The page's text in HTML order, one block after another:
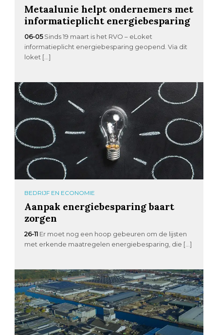
Metaalunie helpt ondernemers met
informatieplicht energiebesparing
06-05 Sinds 19 maart is het RVO – eLoket
informatieplicht energiebesparing geopend. Via dit
loket […]
BEDRIJF EN ECONOMIE
Aanpak energiebesparing baart
zorgen
26-11 Er moet nog een hoop gebeuren om de lijsten
met erkende maatregelen energiebesparing, die […]